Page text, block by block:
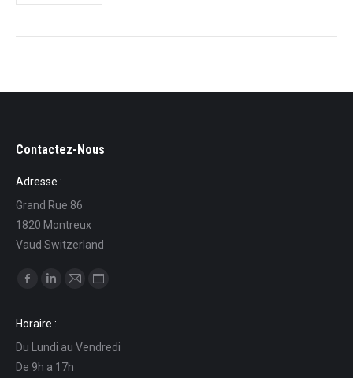
Contactez-Nous
Adresse :
Grand Rue 86
1820 Montreux
Vaud Switzerland
Ci puoi trovare su:
opens
in
new
opens
in
new
in
opens
Horaire :
Du Lundi au Vendredi
De 9h a 17h